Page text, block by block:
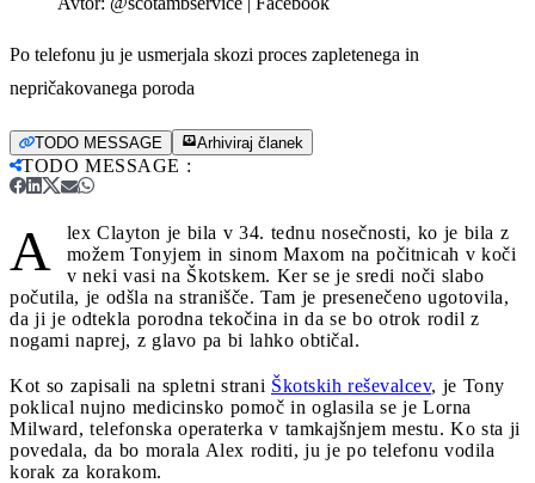
Po telefonu ju je usmerjala skozi proces zapletenega in
nepričakovanega poroda
TODO MESSAGE Arhiviraj članek
TODO MESSAGE :
A
lex Clayton je bila v 34. tednu nosečnosti, ko je bila z
možem Tonyjem in sinom Maxom na počitnicah v koči
v neki vasi na Škotskem. Ker se je sredi noči slabo
počutila, je odšla na stranišče. Tam je presenečeno ugotovila,
da ji je odtekla porodna tekočina in da se bo otrok rodil z
nogami naprej, z glavo pa bi lahko obtičal.
Kot so zapisali na spletni strani Škotskih reševalcev, je Tony
poklical nujno medicinsko pomoč in oglasila se je Lorna
Milward, telefonska operaterka v tamkajšnjem mestu. Ko sta ji
povedala, da bo morala Alex roditi, ju je po telefonu vodila
korak za korakom.